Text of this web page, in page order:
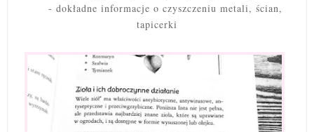
- dokładne informacje o czyszczeniu metali, ścian,
tapicerki